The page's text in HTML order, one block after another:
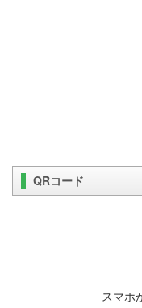
QRコード
スマホ